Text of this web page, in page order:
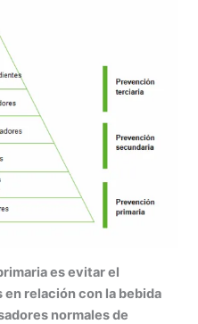
es evitar el
relación con la bebida
normales de